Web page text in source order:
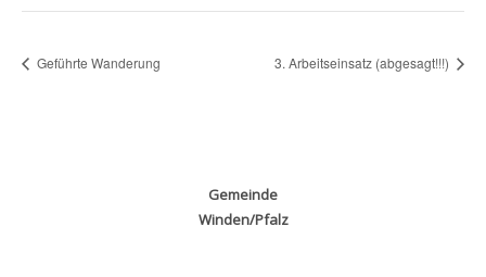
Geführte Wanderung 3. Arbeitseinsatz (abgesagt!!!)
Gemeinde
Winden/Pfalz